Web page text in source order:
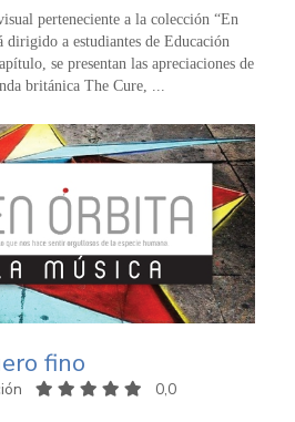
perteneciente a la colección “En
dirigido a estudiantes de Educación
se presentan las apreciaciones de
británica The Cure, ...
fino
0,0